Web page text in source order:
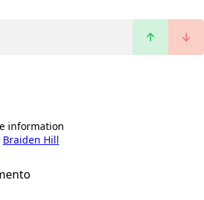
information
Braiden Hill